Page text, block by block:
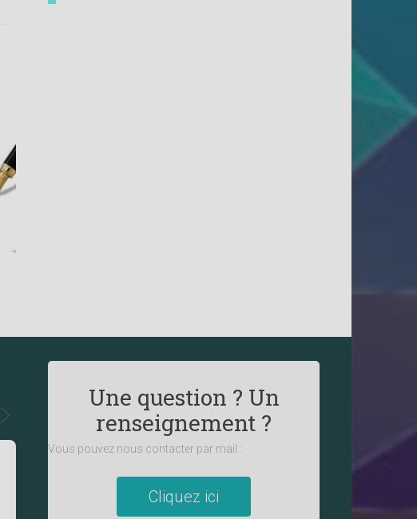
Une question ? Un
renseignement ?
Vous pouvez nous contacter par mail :
Cliquez ici